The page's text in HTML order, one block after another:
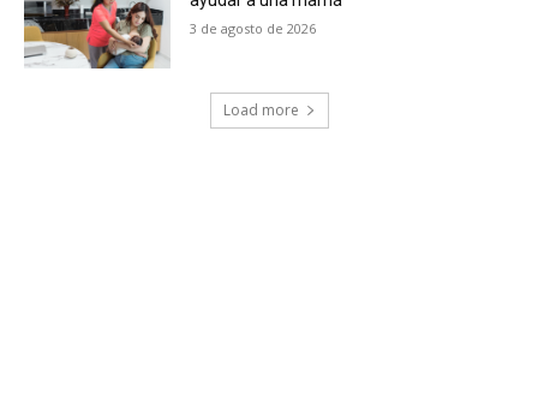
3 de agosto de 2026
Load more